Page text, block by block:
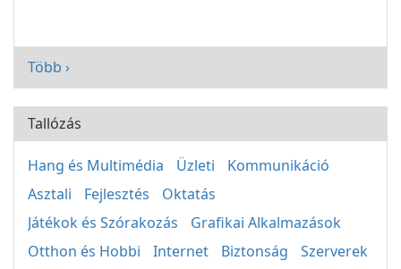
Több ›
Tallózás
Hang és Multimédia Üzleti
Kommunikáció
Asztali
Fejlesztés
Oktatás
Játékok és Szórakozás
Grafikai Alkalmazások
Otthon és Hobbi
Internet Biztonság
Szerverek